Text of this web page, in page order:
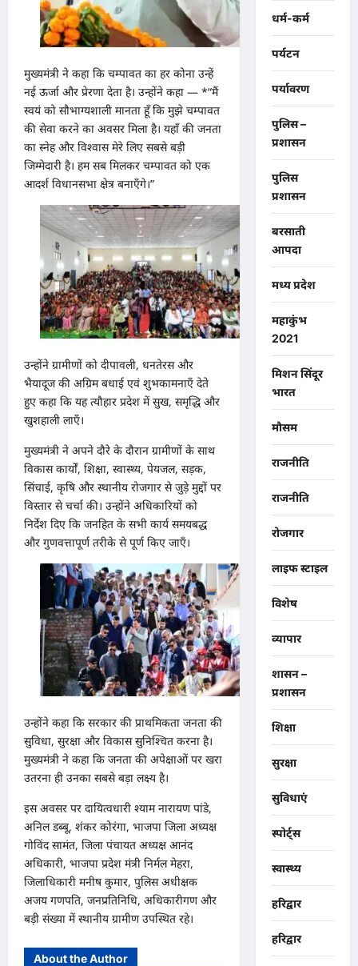
मुख्यमंत्री ने कहा कि चम्पावत का हर कोना उन्हें
नई ऊर्जा और प्रेरणा देता है। उन्होंने कहा — *“मैं
स्वयं को सौभाग्यशाली मानता हूँ कि मुझे चम्पावत
की सेवा करने का अवसर मिला है। यहाँ की जनता
का स्नेह और विश्वास मेरे लिए सबसे बड़ी
जिम्मेदारी है। हम सब मिलकर चम्पावत को एक
आदर्श विधानसभा क्षेत्र बनाएँगे।”
उन्होंने ग्रामीणों को दीपावली, धनतेरस और
भैयादूज की अग्रिम बधाई एवं शुभकामनाएँ देते
हुए कहा कि यह त्यौहार प्रदेश में सुख, समृद्धि और
खुशहाली लाएँ।
मुख्यमंत्री ने अपने दौरे के दौरान ग्रामीणों के साथ
विकास कार्यों, शिक्षा, स्वास्थ्य, पेयजल, सड़क,
सिंचाई, कृषि और स्थानीय रोजगार से जुड़े मुद्दों पर
विस्तार से चर्चा की। उन्होंने अधिकारियों को
निर्देश दिए कि जनहित के सभी कार्य समयबद्ध
और गुणवत्तापूर्ण तरीके से पूर्ण किए जाएँ।
उन्होंने कहा कि सरकार की प्राथमिकता जनता की
सुविधा, सुरक्षा और विकास सुनिश्चित करना है।
मुख्यमंत्री ने कहा कि जनता की अपेक्षाओं पर खरा
उतरना ही उनका सबसे बड़ा लक्ष्य है।
इस अवसर पर दायित्वधारी श्याम नारायण पांडे,
अनिल डब्बू, शंकर कोरंगा, भाजपा जिला अध्यक्ष
गोविंद सामंत, जिला पंचायत अध्यक्ष आनंद
अधिकारी, भाजपा प्रदेश मंत्री निर्मल मेहरा,
जिलाधिकारी मनीष कुमार, पुलिस अधीक्षक
अजय गणपति, जनप्रतिनिधि, अधिकारीगण और
बड़ी संख्या में स्थानीय ग्रामीण उपस्थित रहे।
About the Author
धर्म-कर्म
पर्यटन
पर्यावरण
पुलिस –
प्रशासन
पुलिस
प्रशासन
बरसाती
आपदा
मध्य प्रदेश
महाकुंभ
2021
मिशन सिंदूर
भारत
मौसम
राजनीति
राजनीति
रोजगार
लाइफ स्टाइल
विशेष
व्यापार
शासन –
प्रशासन
शिक्षा
सुरक्षा
सुविधाएं
स्पोर्ट्स
स्वास्थ्य
हरिद्वार
हरिद्वार